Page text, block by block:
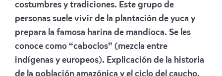
costumbres y tradiciones. Este grupo de
personas suele vivir de la plantación de yuca y
prepara la famosa harina de mandioca. Se les
conoce como “caboclos” (mezcla entre
indígenas y europeos). Explicación de la historia
de la población amazónica y el ciclo del caucho.